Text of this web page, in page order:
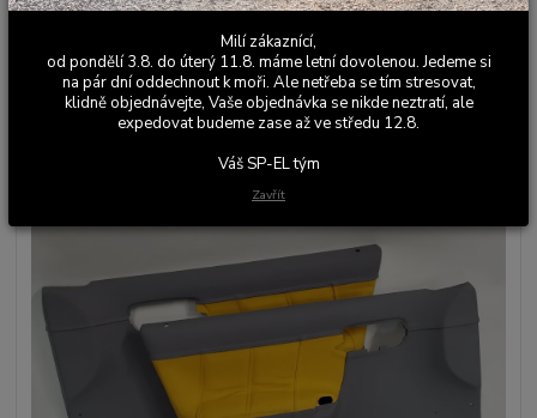
Kožené výplně dveří / tapecírung /
tapecírunk / tapec / dveřní výplň
Felicia Fun
Milí zákaznící,
od pondělí 3.8. do úterý 11.8. máme letní dovolenou. Jedeme si
na pár dní oddechnout k moři. Ale netřeba se tím stresovat,
klidně objednávejte, Vaše objednávka se nikde neztratí, ale
expedovat budeme zase až ve středu 12.8.
Váš SP-EL tým
Zavřít